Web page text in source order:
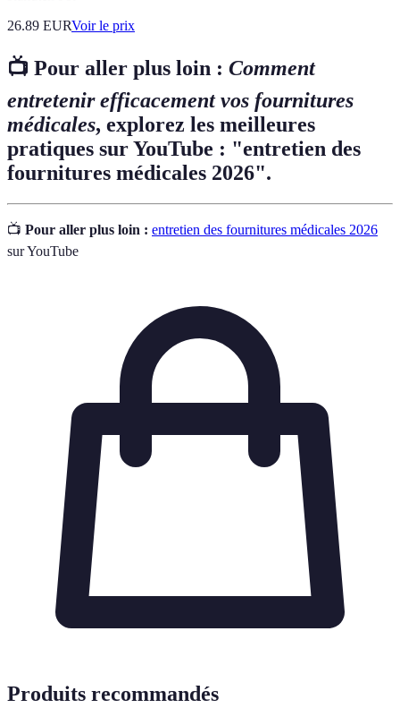
26.89 EURVoir le prix
📺 Pour aller plus loin : Comment
entretenir efficacement vos fournitures
médicales, explorez les meilleures
pratiques sur YouTube : "entretien des
fournitures médicales 2026".
📺 Pour aller plus loin : entretien des fournitures médicales 2026
sur YouTube
Produits recommandés